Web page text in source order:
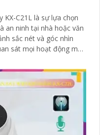
KX-C21L là sự lựa chọn
an ninh tại nhà hoặc văn
sát mọi hoạt động một